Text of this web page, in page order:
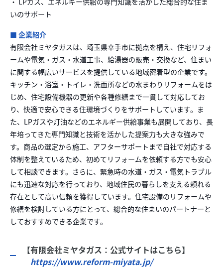
いのサポート
■ 企業紹介
有限会社ミヤタガスは、埼玉県幸手市に拠点を構え、住宅リフォ
ームや電気・ガス・水道工事、給湯器の販売・交換など、住まい
に関する幅広いサービスを提供している地域密着型の企業です。
キッチン・浴室・トイレ・洗面所などの水まわりリフォームをは
じめ、住宅設備機器の更新や各種修繕まで一貫して対応してお
り、快適で安心できる住環境づくりをサポートしています。ま
た、LPガスや灯油などのエネルギー供給事業も展開しており、長
年培ってきた専門知識と技術を活かした提案力も大きな強みで
す。商品の選定から施工、アフターサポートまで自社で対応する
体制を整えているため、初めてリフォームを依頼する方でも安心
して相談できます。さらに、緊急時の水道・ガス・電気トラブル
にも迅速な対応を行っており、地域住民の暮らしを支える頼れる
存在として高い信頼を獲得しています。住宅設備のリフォームや
修繕を検討している方にとって、総合的な住まいのパートナーと
しておすすめできる企業です。
【有限会社ミヤタガス：公式サイトはこちら】
https://www.reform-miyata.jp/